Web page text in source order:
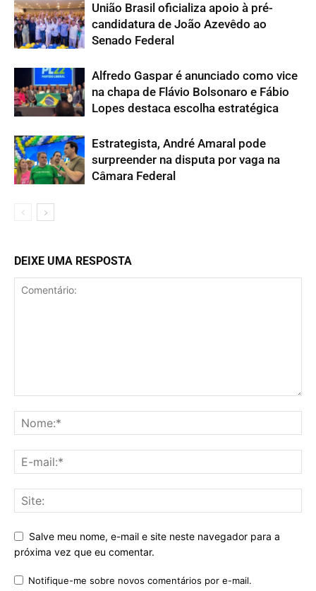
União Brasil oficializa apoio à pré-
candidatura de João Azevêdo ao
Senado Federal
Alfredo Gaspar é anunciado como vice
na chapa de Flávio Bolsonaro e Fábio
Lopes destaca escolha estratégica
Estrategista, André Amaral pode
surpreender na disputa por vaga na
Câmara Federal
DEIXE UMA RESPOSTA
Salve meu nome, e-mail e site neste navegador para a
próxima vez que eu comentar.
Notifique-me sobre novos comentários por e-mail.